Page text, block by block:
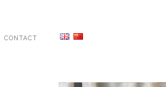
CONTACT